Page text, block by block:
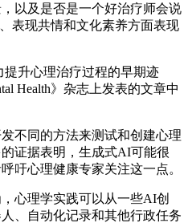
以及是否是一个好治疗师会说
表现共情和文化素养方面表现
升心理治疗过程的早期迹
Health》杂志上发表的文章中
同的方法来测试和创建心理
证据表明，生成式AI可能很
吁心理健康专家关注这一点。
理学实践可以从一些AI创
、自动化记录和其他行政任务